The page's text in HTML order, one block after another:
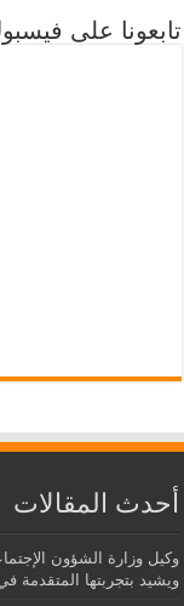
تابعونا على
أحدث المقالات
وكيل وزارة الشؤون
ويشيد بتجربتها المتقدمة